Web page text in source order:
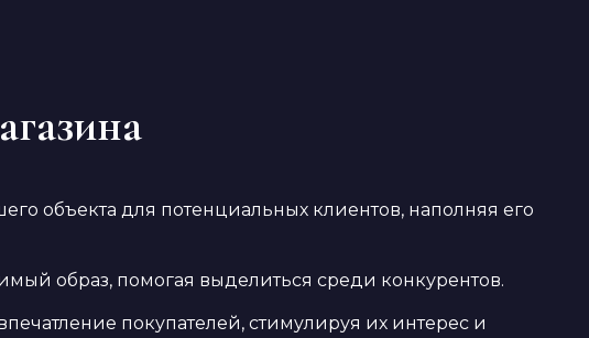
объекта для потенциальных клиентов, наполняя его
образ, помогая выделиться среди конкурентов.
покупателей, стимулируя их интерес и